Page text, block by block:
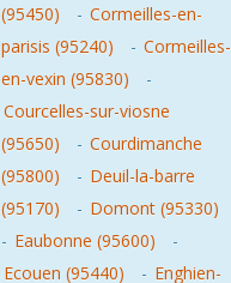
(95450)
- Cormeilles-en-
parisis (95240)
- Cormeilles-
en-vexin (95830)
-
Courcelles-sur-viosne
(95650)
- Courdimanche
(95800)
- Deuil-la-barre
(95170)
- Domont (95330)
- Eaubonne (95600)
-
Ecouen (95440)
- Enghien-